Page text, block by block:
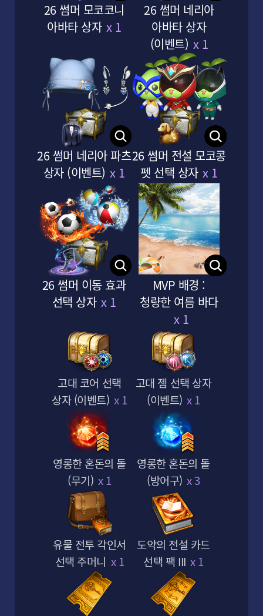
1/8
신규 클래스 '차원술사'
1660에서 1720까지 점핑
가이드! │ 완전 기초 길잡이
가이드
아도니스
게임 가이드
#아크패시브 #싱글모드 #저스트가드
26 썸머 모코코니
아바타 상자 x 1
26 썸머 네리아
아바타 상자
(이벤트) x 1
26 썸머 네리아 파츠
상자 (이벤트) x 1
26 썸머 전설 모코콩
펫 선택 상자 x 1
26 썸머 이동 효과
선택 상자 x 1
MVP 배경 :
청량한 여름 바다
x 1
고대 코어 선택
상자 (이벤트) x 1
고대 젬 선택 상자
(이벤트) x 1
영롱한 혼돈의 돌
(무기) x 1
영롱한 혼돈의 돌
(방어구) x 3
유물 전투 각인서
선택 주머니 x 1
도약의 전설 카드
선택 팩 III x 1